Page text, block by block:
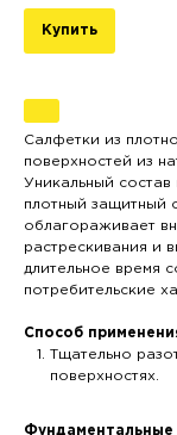
Купить
Салфетки из
поверхностей из
Уникальный
плотный защитный
облагораживает
растрескивания и
длительное время
потребительские
Способ
Тщательно
поверхностях.
Фундаментальные